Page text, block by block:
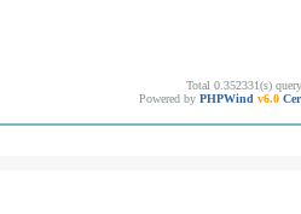
Total 0.352331(s)
Powered by PHPWind v6.0